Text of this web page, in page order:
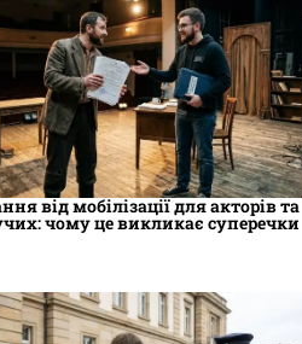
від мобілізації для акторів та
чому це викликає суперечки